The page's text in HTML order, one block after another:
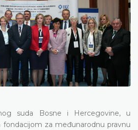
suda Bosne i Hercegovine, u
fondacijom za međunarodnu pravnu